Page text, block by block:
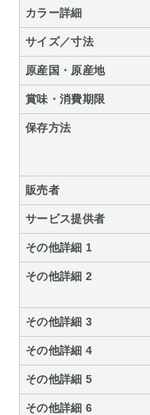
カラー詳細
サイズ／寸法
原産国・原産地
賞味・消費期限
保存方法
販売者
サービス提供者
その他詳細 1
その他詳細 2
その他詳細 3
その他詳細 4
その他詳細 5
その他詳細 6